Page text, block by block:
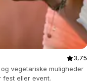
3,75
vegetariske muligheder
fest eller event.